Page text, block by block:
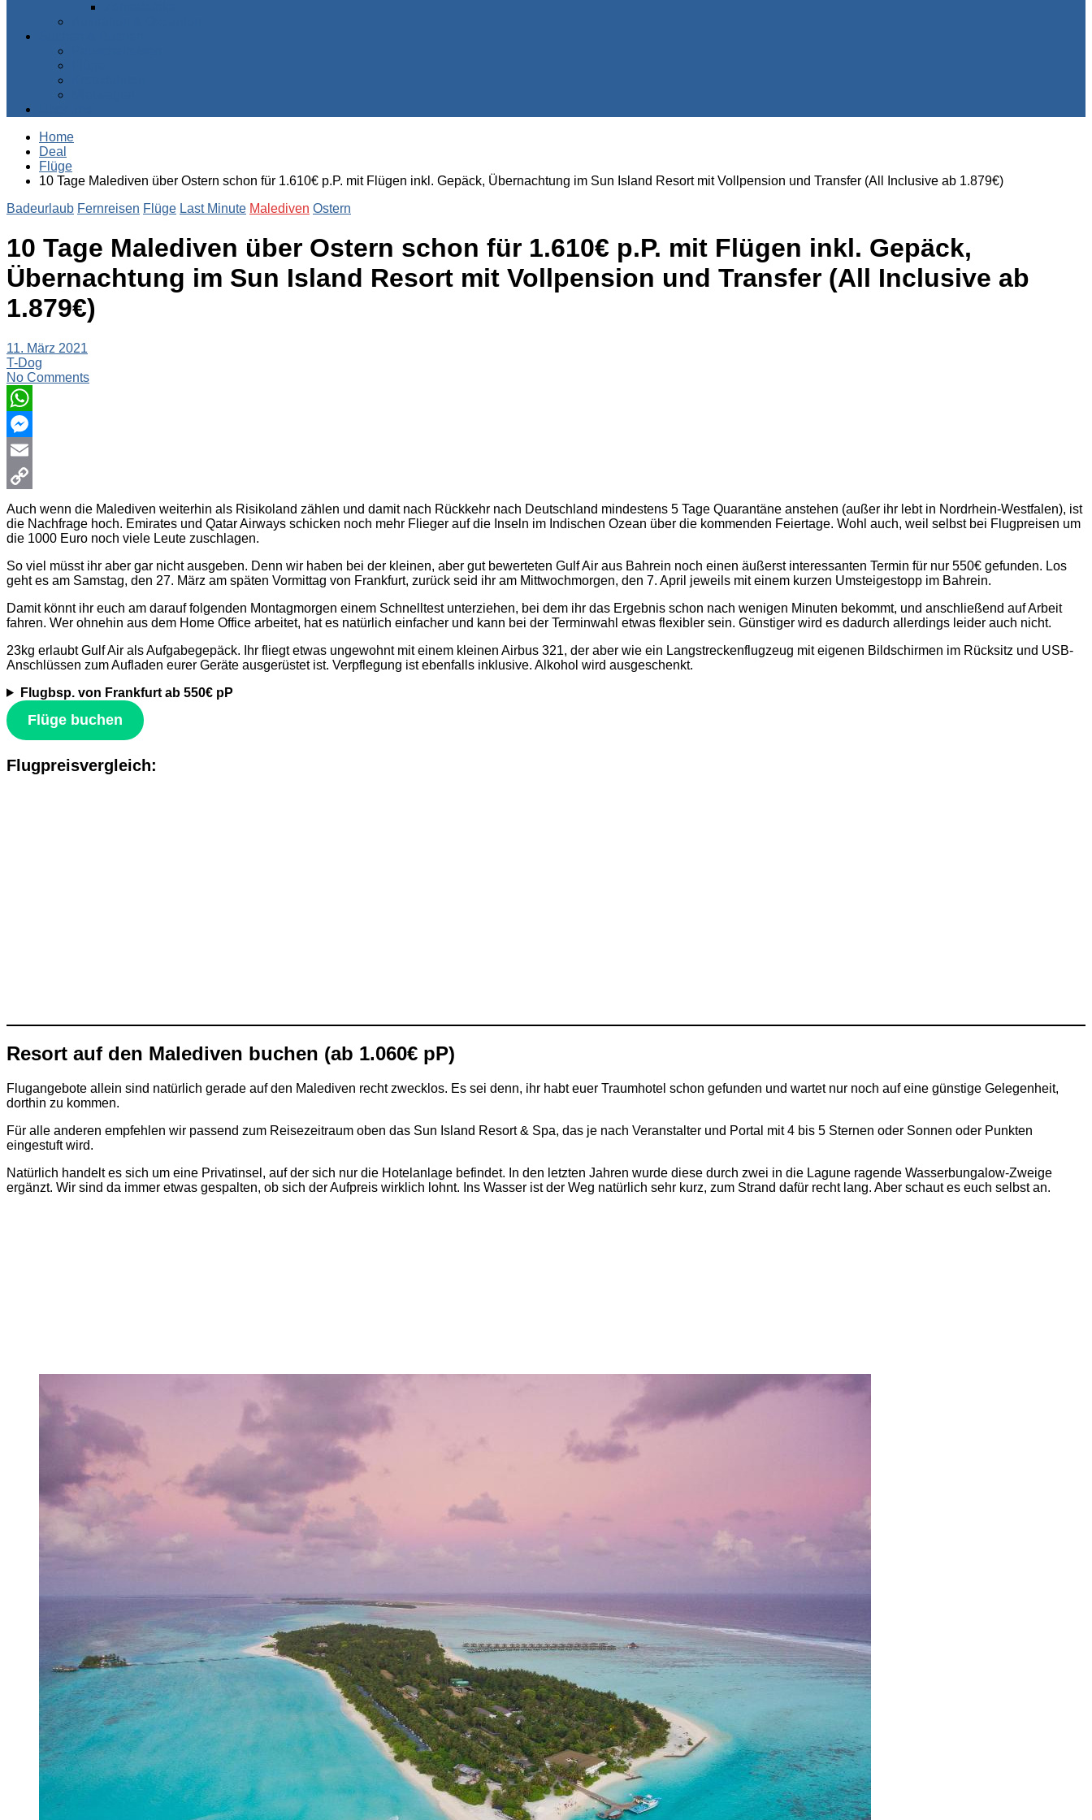
Home
Deal
Flüge
10 Tage Malediven über Ostern schon für 1.610€ p.P. mit Flügen inkl. Gepäck, Übernachtung im Sun Island Resort mit Vollpension und Transfer (All Inclusive ab 1.879€)
Badeurlaub Fernreisen Flüge Last Minute Malediven Ostern
10 Tage Malediven über Ostern schon für 1.610€ p.P. mit Flügen inkl. Gepäck,
Übernachtung im Sun Island Resort mit Vollpension und Transfer (All Inclusive ab
1.879€)
11. März 2021
T-Dog
No Comments
WhatsApp
Messenger
Email
Copy
Link
Auch wenn die Malediven weiterhin als Risikoland zählen und damit nach Rückkehr nach Deutschland mindestens 5 Tage Quarantäne anstehen (außer ihr lebt in Nordrhein-Westfalen), ist
die Nachfrage hoch. Emirates und Qatar Airways schicken noch mehr Flieger auf die Inseln im Indischen Ozean über die kommenden Feiertage. Wohl auch, weil selbst bei Flugpreisen um
die 1000 Euro noch viele Leute zuschlagen.
So viel müsst ihr aber gar nicht ausgeben. Denn wir haben bei der kleinen, aber gut bewerteten Gulf Air aus Bahrein noch einen äußerst interessanten Termin für nur 550€ gefunden. Los
geht es am Samstag, den 27. März am späten Vormittag von Frankfurt, zurück seid ihr am Mittwochmorgen, den 7. April jeweils mit einem kurzen Umsteigestopp im Bahrein.
Damit könnt ihr euch am darauf folgenden Montagmorgen einem Schnelltest unterziehen, bei dem ihr das Ergebnis schon nach wenigen Minuten bekommt, und anschließend auf Arbeit
fahren. Wer ohnehin aus dem Home Office arbeitet, hat es natürlich einfacher und kann bei der Terminwahl etwas flexibler sein. Günstiger wird es dadurch allerdings leider auch nicht.
23kg erlaubt Gulf Air als Aufgabegepäck. Ihr fliegt etwas ungewohnt mit einem kleinen Airbus 321, der aber wie ein Langstreckenflugzeug mit eigenen Bildschirmen im Rücksitz und USB-
Anschlüssen zum Aufladen eurer Geräte ausgerüstet ist. Verpflegung ist ebenfalls inklusive. Alkohol wird ausgeschenkt.
Flugbsp. von Frankfurt ab 550€ pP
Flüge buchen
Flugpreisvergleich:
Resort auf den Malediven buchen (ab 1.060€ pP)
Flugangebote allein sind natürlich gerade auf den Malediven recht zwecklos. Es sei denn, ihr habt euer Traumhotel schon gefunden und wartet nur noch auf eine günstige Gelegenheit,
dorthin zu kommen.
Für alle anderen empfehlen wir passend zum Reisezeitraum oben das Sun Island Resort & Spa, das je nach Veranstalter und Portal mit 4 bis 5 Sternen oder Sonnen oder Punkten
eingestuft wird.
Natürlich handelt es sich um eine Privatinsel, auf der sich nur die Hotelanlage befindet. In den letzten Jahren wurde diese durch zwei in die Lagune ragende Wasserbungalow-Zweige
ergänzt. Wir sind da immer etwas gespalten, ob sich der Aufpreis wirklich lohnt. Ins Wasser ist der Weg natürlich sehr kurz, zum Strand dafür recht lang. Aber schaut es euch selbst an.